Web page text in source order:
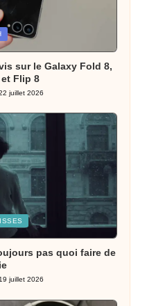
sur le Galaxy Fold 8,
Flip 8
juillet 2026
pas quoi faire de
juillet 2026